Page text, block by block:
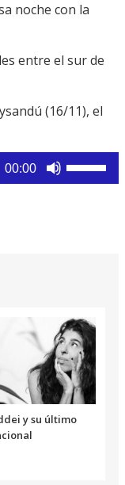
noche con la
entre el sur de
(16/11), el
00:00
disminuir
el
volumen.
y su último